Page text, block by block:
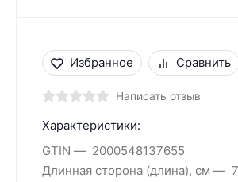
Избранное Сравнить
Написать отзыв
Характеристики:
GTIN
2000548137655
Длинная сторона (длина), см